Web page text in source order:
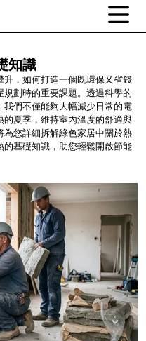
知識
，如何打造一個既環保又省錢
劃時的重要課題。透過科學的
們不僅能夠大幅減少日常的電
夏季，維持室內溫度的舒適與
您詳細拆解綠色家居中關於熱
基礎知識，助您輕鬆開啟節能